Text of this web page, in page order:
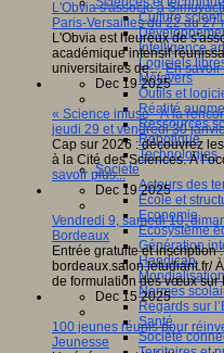
Culture
Intelligence
Logiciels
Métavers
Outils et
Réalité
Ressources
Robotique
Technologies
Société
Acteurs des
Ecole et
Economie
Ecosystème
Génération
Handicap
Mondialisation
Normes
Regards sur
Santé
Société
L'Obvia s'associe à
Paris-Versailles du 22 au 27
L'Obvia est heureux de
académique intensif
universitaires de…En savoir
Dec 19 2025
« Science infuse - À la
jeudi 29 et vendredi 30
Cap sur 2026 : découvrez
à la Cité des Sciences. À
savoir plus...
Dec 19 2025
Vendredi 9, samedi 10,
Bordeaux
Entrée gratuite et inscription
bordeaux.salon.letudiant.fr/
de formulation des vœux
Dec 15 2025
100 jeunes réunis pour
Jeunesse